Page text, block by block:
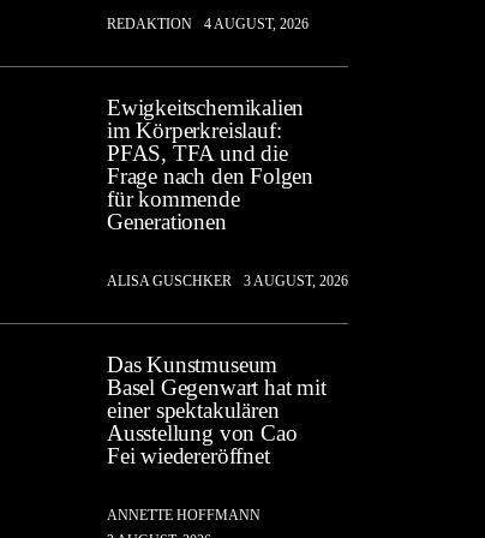
REDAKTION 4 AUGUST, 2026
Ewigkeitschemikalien
im Körperkreislauf:
PFAS, TFA und die
Frage nach den Folgen
für kommende
Generationen
ALISA GUSCHKER 3 AUGUST, 2026
Das Kunstmuseum
Basel Gegenwart hat mit
einer spektakulären
Ausstellung von Cao
Fei wiedereröffnet
ANNETTE HOFFMANN